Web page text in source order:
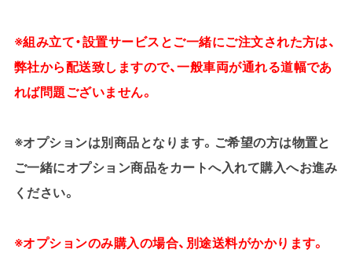
※組み立て・設置サービスとご一緒にご注文された方は、
弊社から配送致しますので、一般車両が通れる道幅であ
れば問題ございません。
※オプションは別商品となります。ご希望の方は物置と
ご一緒にオプション商品をカートへ入れて購入へお進み
ください。
※オプションのみ購入の場合、別途送料がかかります。